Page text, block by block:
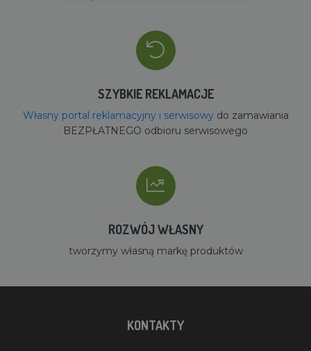
SZYBKIE REKLAMACJE
Własny portal reklamacyjny i serwisowydo zamawiania
BEZPŁATNEGO odbioru serwisowego
ROZWÓJ WŁASNY
tworzymy własną markę produktów
KONTAKTY